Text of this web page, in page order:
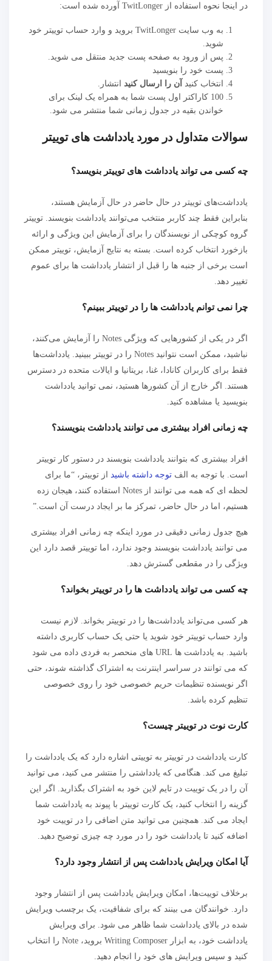
در اینجا نحوه استفاده از TwitLonger آورده شده است:
به وب سایت TwitLonger بروید و وارد حساب توییتر خود
شوید.
پس از ورود به صفحه پست جدید منتقل می شوید.
پست خود را بنویسید
انتخاب کنید
آن را ارسال کنید انتشار.
100 کاراکتر اول پست شما به همراه یک لینک برای
خواندن بقیه در جدول زمانی شما منتشر می شود.
سوالات متداول در مورد یادداشت های توییتر
چه کسی می تواند یادداشت های توییتر بنویسد؟
یادداشت‌های توییتر در حال حاضر در حال آزمایش هستند،
بنابراین فقط چند کاربر منتخب می‌توانند یادداشت بنویسند. توییتر
گروه کوچکی از نویسندگان را برای آزمایش این ویژگی و ارائه
بازخورد انتخاب کرده است. بسته به نتایج آزمایش، توییتر ممکن
است برخی از جنبه ها را قبل از انتشار یادداشت ها برای عموم
تغییر دهد.
چرا نمی توانم یادداشت ها را در توییتر ببینم؟
اگر در یکی از کشورهایی که ویژگی Notes را آزمایش می‌کنند،
نباشید، ممکن است نتوانید Notes را در توییتر ببینید. یادداشت‌ها
فقط برای کاربران کانادا، غنا، بریتانیا و ایالات متحده در دسترس
هستند. اگر خارج از آن کشورها هستید، نمی توانید یادداشت
بنویسید یا مشاهده کنید.
چه زمانی افراد بیشتری می توانند یادداشت بنویسند؟
افراد بیشتری که بتوانند یادداشت بنویسند در دستور کار توییتر
است. با توجه به الف توجه داشته باشید
از توییتر، “ما برای
لحظه ای که همه می توانند از Notes استفاده کنند، هیجان زده
هستیم، اما در حال حاضر، تمرکز ما بر ایجاد درست آن است.”
هیچ جدول زمانی دقیقی در مورد اینکه چه زمانی افراد بیشتری
می توانند یادداشت بنویسند وجود ندارد، اما توییتر قصد دارد این
ویژگی را در مقطعی گسترش دهد.
چه کسی می تواند یادداشت ها را در توییتر بخواند؟
هر کسی می‌تواند یادداشت‌ها را در توییتر بخواند. لازم نیست
وارد حساب توییتر خود شوید یا حتی یک حساب کاربری داشته
باشید. به یادداشت ها URL های منحصر به فردی داده می شود
که می توانند در سراسر اینترنت به اشتراک گذاشته شوند، حتی
اگر نویسنده تنظیمات حریم خصوصی خود را روی خصوصی
تنظیم کرده باشد.
کارت نوت در توییتر چیست؟
کارت یادداشت در توییتر به توییتی اشاره دارد که یک یادداشت را
تبلیغ می کند. هنگامی که یادداشتی را منتشر می کنید، می توانید
آن را در یک توییت در تایم لاین خود به اشتراک بگذارید. اگر این
گزینه را انتخاب کنید، یک کارت توییتر با پیوند به یادداشت شما
ایجاد می کند. همچنین می توانید متن اضافی را در توییت خود
اضافه کنید تا یادداشت خود را در مورد چه چیزی توضیح دهید.
آیا امکان ویرایش یادداشت پس از انتشار وجود دارد؟
برخلاف توییت‌ها، امکان ویرایش یادداشت پس از انتشار وجود
دارد. خوانندگان می بینند که برای شفافیت، یک برچسب ویرایش
شده در بالای یادداشت شما ظاهر می شود. برای ویرایش
یادداشت خود، به ابزار Writing Composer بروید، Note را انتخاب
کنید و سپس ویرایش های خود را انجام دهید.